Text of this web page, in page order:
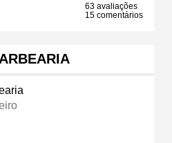
63 avaliações
15 comentários